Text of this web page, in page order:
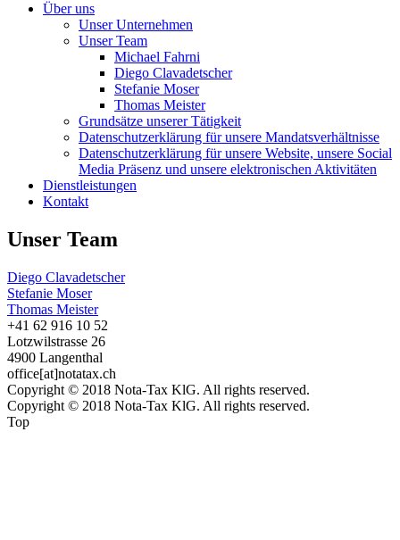
Über uns
Unser Unternehmen
Unser Team
Michael Fahrni
Diego Clavadetscher
Stefanie Moser
Thomas Meister
Grundsätze unserer Tätigkeit
Datenschutzerklärung für unsere Mandatsverhältnisse
Datenschutzerklärung für unsere Website, unsere Social
Media Präsenz und unsere elektronischen Aktivitäten
Dienstleistungen
Kontakt
Unser Team
Diego Clavadetscher
Stefanie Moser
Thomas Meister
+41 62 916 10 52
Lotzwilstrasse 26
4900 Langenthal
office[at]notatax.ch
Copyright © 2018 Nota-Tax KlG. All rights reserved.
Copyright © 2018 Nota-Tax KlG. All rights reserved.
Top